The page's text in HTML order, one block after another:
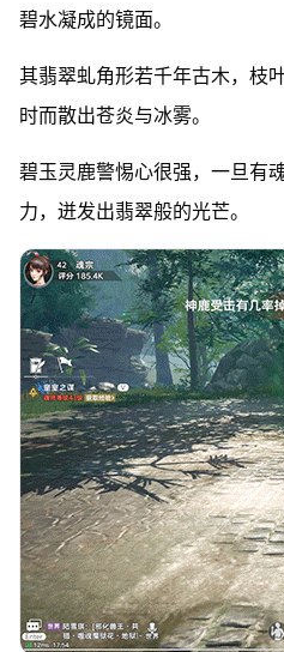
碧水凝成的镜面。
其翡翠虬角形若千年古木，枝
时而散出苍炎与冰雾。
碧玉灵鹿警惕心很强，一旦有
力，迸发出翡翠般的光芒。